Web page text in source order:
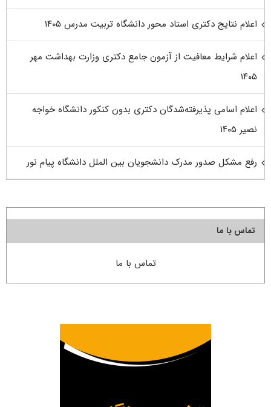
اعلام نتایج دکتری استاد محور دانشگاه تربیت مدرس ۱۴۰۵
اعلام شرایط معافیت از آزمون جامع دکتری وزارت بهداشت مهر
۱۴۰۵
اعلام اسامی پذیرفته‌شدگان دکتری بدون کنکور دانشگاه خواجه
نصیر ۱۴۰۵
رفع مشکل صدور مدرک دانشجویان بین الملل دانشگاه پیام نور
تماس با ما
تماس با ما